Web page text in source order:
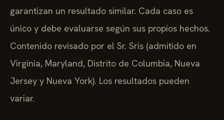
garantizan un resultado similar. Cada caso es
único y debe evaluarse según sus propios hechos.
Contenido revisado por el Sr. Sris (admitido en
Virginia, Maryland, Distrito de Columbia, Nueva
Jersey y Nueva York). Los resultados pueden
variar.